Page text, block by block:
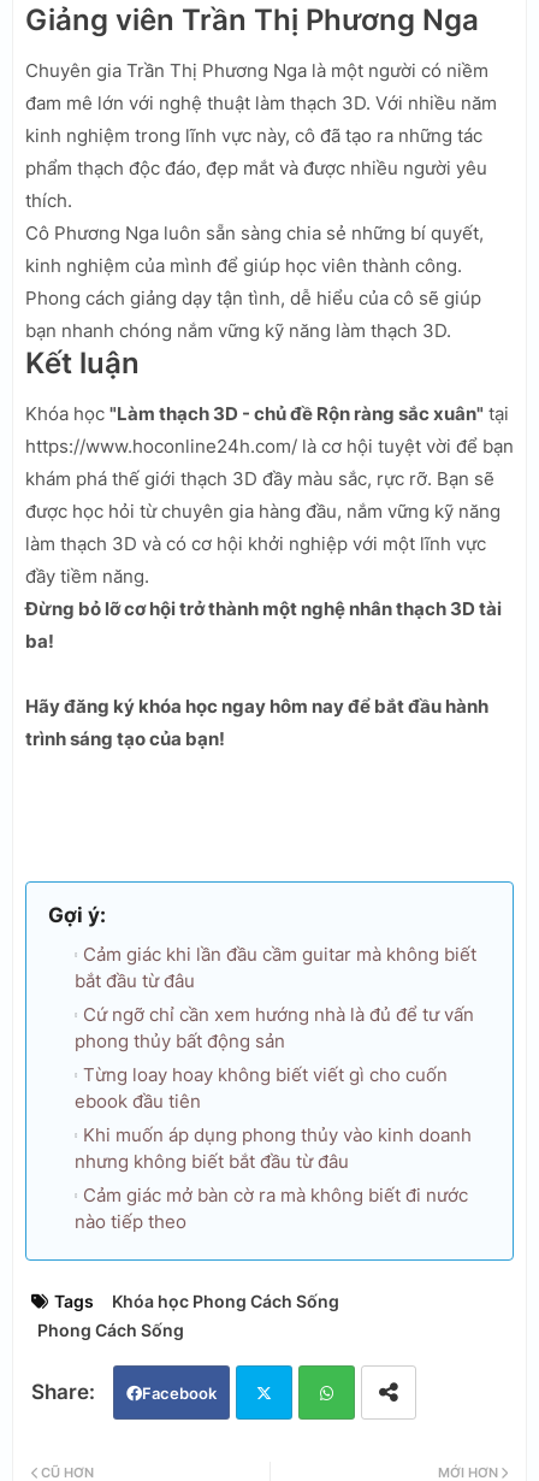
Giảng viên Trần Thị Phương Nga
Chuyên gia Trần Thị Phương Nga là một người có niềm
đam mê lớn với nghệ thuật làm thạch 3D. Với nhiều năm
kinh nghiệm trong lĩnh vực này, cô đã tạo ra những tác
phẩm thạch độc đáo, đẹp mắt và được nhiều người yêu
thích.
Cô Phương Nga luôn sẵn sàng chia sẻ những bí quyết,
kinh nghiệm của mình để giúp học viên thành công.
Phong cách giảng dạy tận tình, dễ hiểu của cô sẽ giúp
bạn nhanh chóng nắm vững kỹ năng làm thạch 3D.
Kết luận
Khóa học "Làm thạch 3D - chủ đề Rộn ràng sắc xuân" tại
https://www.hoconline24h.com/ là cơ hội tuyệt vời để bạn
khám phá thế giới thạch 3D đầy màu sắc, rực rỡ. Bạn sẽ
được học hỏi từ chuyên gia hàng đầu, nắm vững kỹ năng
làm thạch 3D và có cơ hội khởi nghiệp với một lĩnh vực
đầy tiềm năng.
Đừng bỏ lỡ cơ hội trở thành một nghệ nhân thạch 3D tài
ba!
Hãy đăng ký khóa học ngay hôm nay để bắt đầu hành
trình sáng tạo của bạn!
Gợi ý:
Cảm giác khi lần đầu cầm guitar mà không biết
bắt đầu từ đâu
Cứ ngỡ chỉ cần xem hướng nhà là đủ để tư vấn
phong thủy bất động sản
Từng loay hoay không biết viết gì cho cuốn
ebook đầu tiên
Khi muốn áp dụng phong thủy vào kinh doanh
nhưng không biết bắt đầu từ đâu
Cảm giác mở bàn cờ ra mà không biết đi nước
nào tiếp theo
Tags
Khóa học Phong Cách Sống
Phong Cách Sống
Facebook
MỚI HƠN
CŨ HƠN